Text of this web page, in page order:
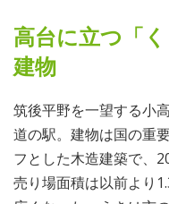
高台に立つ「
建物
筑後平野を一望する小
道の駅。建物は国の重
フとした木造建築で、
売り場面積は以前より